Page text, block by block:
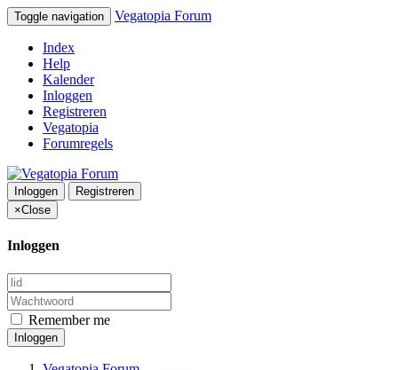
Toggle navigation Vegatopia Forum
Index
Help
Kalender
Inloggen
Registreren
Vegatopia
Forumregels
Inloggen
Registreren
×Close
Inloggen
Remember me
Inloggen